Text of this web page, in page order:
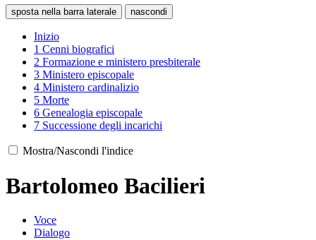
sposta nella barra laterale nascondi
Inizio
1 Cenni biografici
2 Formazione e ministero presbiterale
3 Ministero episcopale
4 Ministero cardinalizio
5 Morte
6 Genealogia episcopale
7 Successione degli incarichi
Mostra/Nascondi l'indice
Bartolomeo Bacilieri
Voce
Dialogo